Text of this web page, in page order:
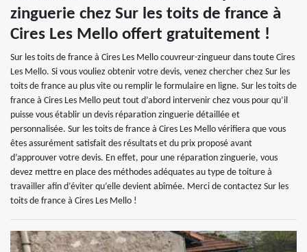
zinguerie chez Sur les toits de france à
Cires Les Mello offert gratuitement !
Sur les toits de france à Cires Les Mello couvreur-zingueur dans toute Cires
Les Mello. Si vous vouliez obtenir votre devis, venez chercher chez Sur les
toits de france au plus vite ou remplir le formulaire en ligne. Sur les toits de
france à Cires Les Mello peut tout d’abord intervenir chez vous pour qu’il
puisse vous établir un devis réparation zinguerie détaillée et
personnalisée. Sur les toits de france à Cires Les Mello vérifiera que vous
êtes assurément satisfait des résultats et du prix proposé avant
d’approuver votre devis. En effet, pour une réparation zinguerie, vous
devez mettre en place des méthodes adéquates au type de toiture à
travailler afin d’éviter qu’elle devient abîmée. Merci de contactez Sur les
toits de france à Cires Les Mello !